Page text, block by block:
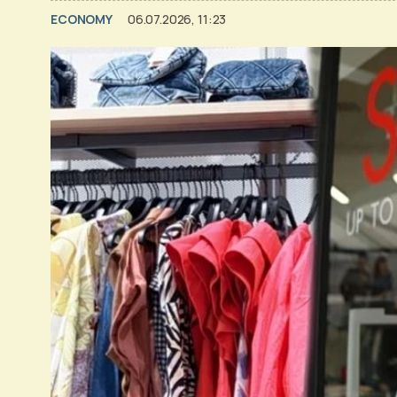
ECONOMY 06.07.2026, 11:23